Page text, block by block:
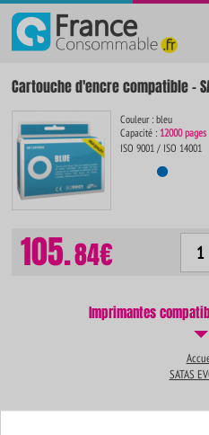
}
Cartouche d'encre compatible -
Couleur : bleu
Capacité : 12000 pages
ISO 9001 / ISO 14001
105.84€
Imprimantes
SATAS